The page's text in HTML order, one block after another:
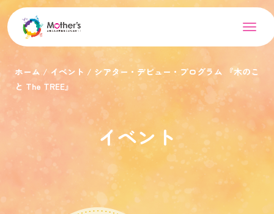
ホーム イベント
シアター・デビュー・プログラム 『木のこ
と The TREE』
イベント